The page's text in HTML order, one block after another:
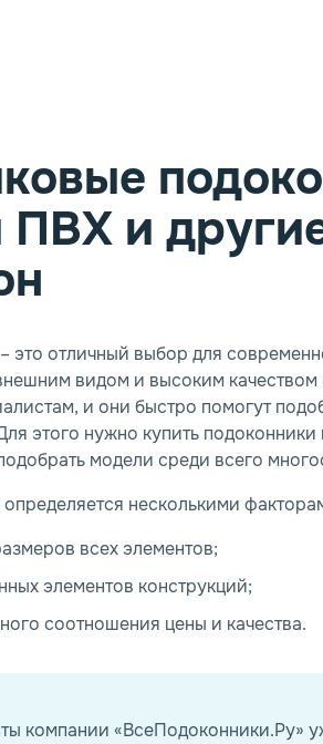
ПВХ и
это отличный выбор для
видом и высоким качеством
и они быстро помогут
этого нужно купить подоконники
модели среди всего
несколькими
всех элементов;
элементов конструкций;
соотношения цены и качества.
компании «ВсеПодоконники.Ру»